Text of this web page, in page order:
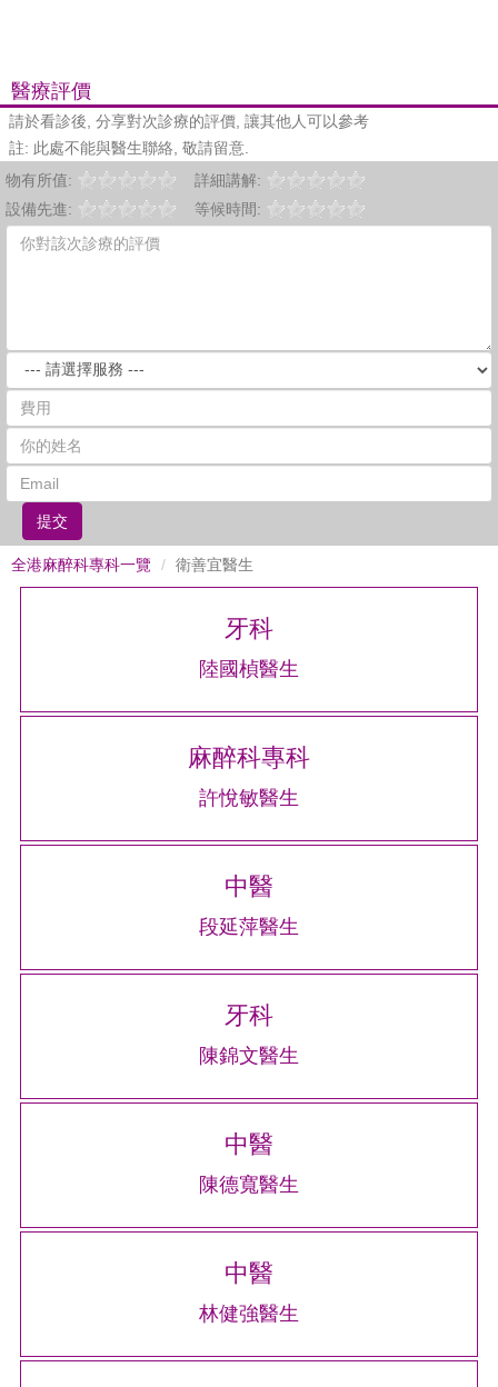
醫療評價
請於看診後, 分享對次診療的評價, 讓其他人可以參考
註: 此處不能與醫生聯絡, 敬請留意.
物有所值:
詳細講解:
設備先進:
等候時間:
提交
全港麻醉科專科一覽 衛善宜醫生
牙科
陸國楨醫生
麻醉科專科
許悅敏醫生
中醫
段延萍醫生
牙科
陳錦文醫生
中醫
陳德寬醫生
中醫
林健強醫生